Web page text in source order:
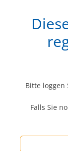
Bitte loggen
Falls Sie